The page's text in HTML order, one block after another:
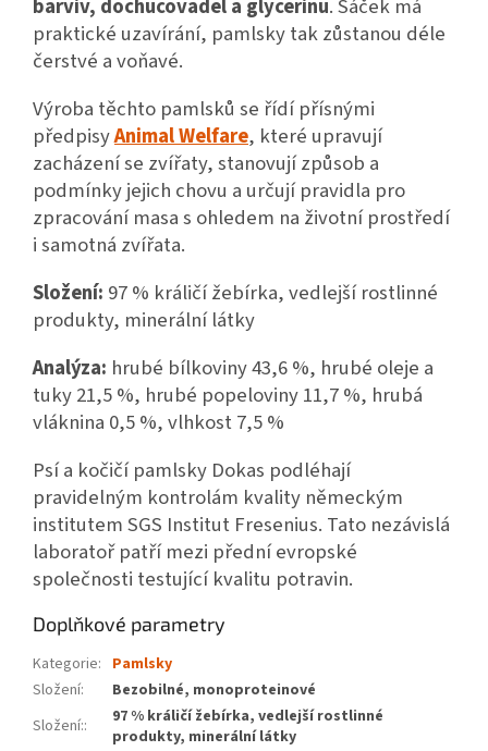
barviv, dochucovadel a glycerinu. Sáček má
praktické uzavírání, pamlsky tak zůstanou déle
čerstvé a voňavé.
Výroba těchto pamlsků se řídí přísnými
předpisyAnimal Welfare, které upravují
zacházení se zvířaty, stanovují způsob a
podmínky jejich chovu a určují pravidla pro
zpracování masa s ohledem na životní prostředí
i samotná zvířata.
Složení: 97 % králičí žebírka, vedlejší rostlinné
produkty, minerální látky
Analýza: hrubé bílkoviny 43,6 %, hrubé oleje a
tuky 21,5 %, hrubé popeloviny 11,7 %, hrubá
vláknina 0,5 %, vlhkost 7,5 %
Psí a kočičí pamlsky Dokas podléhají
pravidelným kontrolám kvality německým
institutem SGS Institut Fresenius. Tato nezávislá
laboratoř patří mezi přední evropské
společnosti testující kvalitu potravin.
Doplňkové parametry
Kategorie: Pamlsky
Složení:
Bezobilné, monoproteinové
Složení::
97 % králičí žebírka, vedlejší rostlinné
produkty, minerální látky